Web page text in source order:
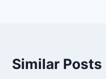
Similar Posts